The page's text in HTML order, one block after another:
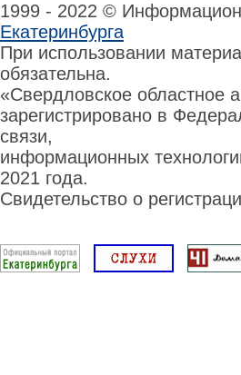
1999 - 2022 ©
Екатеринбурга
При использовании
обязательна.
«Свердловское областное
зарегистрировано в
связи,
информационных
2021 года.
Свидетельство о